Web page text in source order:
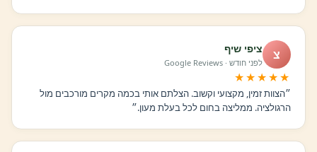
צ ציפי שיף
לפני חודש · Google Reviews
★★★★★
״הצוות זמין, מקצועי וקשוב. הצלתם אותי בכמה מקרים מורכבים מול
הרגולציה. ממליצה בחום לכל בעלת מעון.״